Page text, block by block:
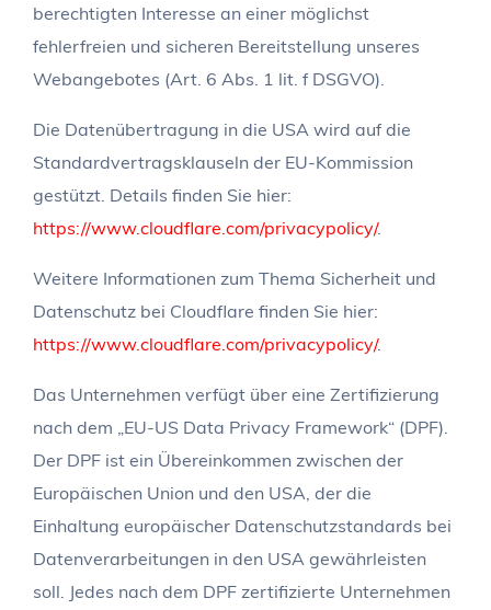
berechtigten Interesse an einer möglichst
fehlerfreien und sicheren Bereitstellung unseres
Webangebotes (Art. 6 Abs. 1 lit. f DSGVO).
Die Datenübertragung in die USA wird auf die
Standardvertragsklauseln der EU-Kommission
gestützt. Details finden Sie hier:
https://www.cloudflare.com/privacypolicy/.
Weitere Informationen zum Thema Sicherheit und
Datenschutz bei Cloudflare finden Sie hier:
https://www.cloudflare.com/privacypolicy/.
Das Unternehmen verfügt über eine Zertifizierung
nach dem „EU-US Data Privacy Framework“ (DPF).
Der DPF ist ein Übereinkommen zwischen der
Europäischen Union und den USA, der die
Einhaltung europäischer Datenschutzstandards bei
Datenverarbeitungen in den USA gewährleisten
soll. Jedes nach dem DPF zertifizierte Unternehmen